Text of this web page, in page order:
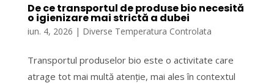
De ce transportul de produse bio necesită
o igienizare mai strictă a dubei
iun. 4, 2026 | Diverse Temperatura Controlata
Transportul produselor bio este o activitate care
atrage tot mai multă atenție, mai ales în contextul